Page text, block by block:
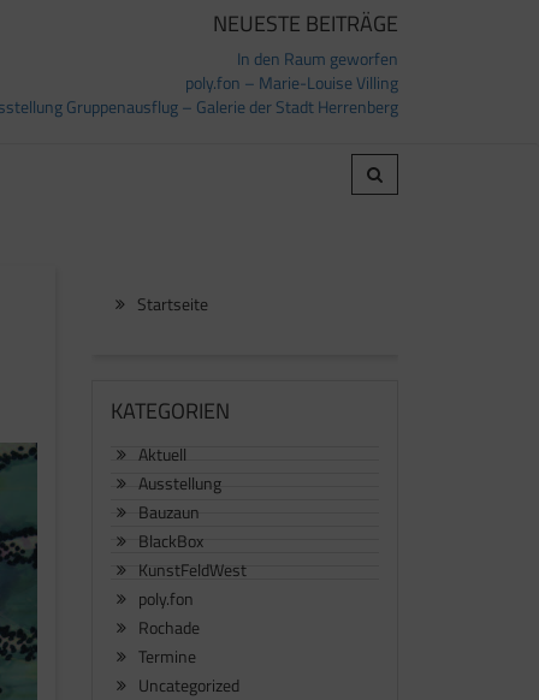
NEUESTE BEITRÄGE
In den Raum geworfen
poly.fon – Marie-Louise Villing
Gruppenausflug – Galerie der Stadt Herrenberg
Startseite
KATEGORIEN
Aktuell
Ausstellung
Bauzaun
BlackBox
KunstFeldWest
poly.fon
Rochade
Termine
Uncategorized